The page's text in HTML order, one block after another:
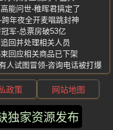
能问世-稚晖君搞定了
年夜全开麦唱跳封神
军-总票房破53亿
回并处理相关人员
回应相关商品已下架
人试图冒领-咨询电话被打爆
独家资源发布
政策 网站地图
保留所有权利